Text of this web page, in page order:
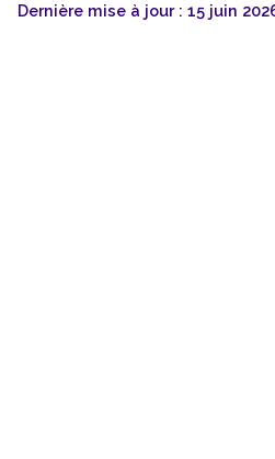
Dernière mise à jour : 15 juin